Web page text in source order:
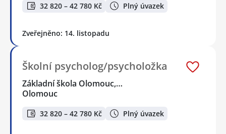
32 820 – 42 780 Kč Plný úvazek
Zveřejněno: 14. listopadu
Školní psycholog/psycholožka
Základní škola Olomouc,…
Olomouc
32 820 – 42 780 Kč Plný úvazek